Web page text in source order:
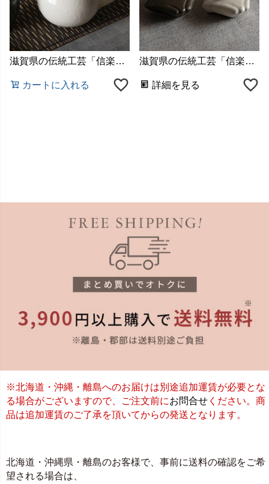
滋賀県の伝統工芸「信楽焼（しがらきやき）」で作られた陶器
カートに入れる
滋賀県の伝統工芸「信楽焼（しがらきやき）」で作られた陶器
詳細を見る
※北海道・沖縄・離島へのお届けは別途追加運賃が必要とな
る場合がございますので、ご注文前にお問合せ ください。商
品は追加運賃のご了承を頂いてからの発送となります。
北海道・沖縄県・離島のお客様で、事前に送料の確認をご希
望される場合は、